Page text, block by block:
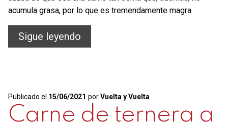
acumula grasa, por lo que es tremendamente magra.
Sigue leyendo
Publicado el 15/06/2021 porVuelta y Vuelta
Carne de ternera a